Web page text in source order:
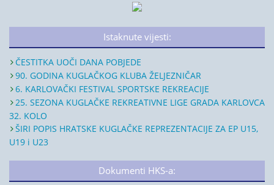
Istaknute vijesti:
ČESTITKA UOČI DANA POBJEDE
90. GODINA KUGLAČKOG KLUBA ŽELJEZNIČAR
6. KARLOVAČKI FESTIVAL SPORTSKE REKREACIJE
25. SEZONA KUGLAČKE REKREATIVNE LIGE GRADA KARLOVCA
32. KOLO
ŠIRI POPIS HRATSKE KUGLAČKE REPREZENTACIJE ZA EP U15,
U19 i U23
Dokumenti HKS-a: